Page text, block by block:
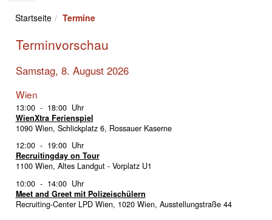
Startseite Termine
Terminvorschau
Samstag, 8. August 2026
Wien
13:00 - 18:00 Uhr
WienXtra Ferienspiel
1090 Wien, Schlickplatz 6, Rossauer Kaserne
12:00 - 19:00 Uhr
Recruitingday on Tour
1100 Wien, Altes Landgut - Vorplatz U1
10:00 - 14:00 Uhr
Meet and Greet mit Polizeischülern
Recruiting-Center LPD Wien, 1020 Wien, Ausstellungstraße 44